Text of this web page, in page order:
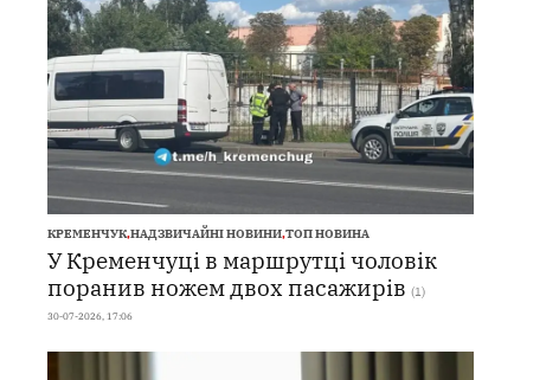
КРЕМЕНЧУК,НАДЗВИЧАЙНІ НОВИНИ,ТОП НОВИНА
У Кременчуці в маршрутці чоловік
поранив ножем двох пасажирів (1)
30-07-2026, 17:06